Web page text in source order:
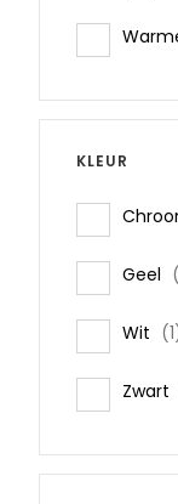
KLEUR
Geel
Wit 1
Zwart